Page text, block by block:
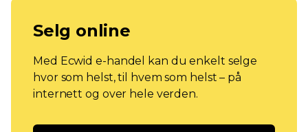
Selg online
Med Ecwid e-handel kan du enkelt selge
hvor som helst, til hvem som helst – på
internett og over hele verden.